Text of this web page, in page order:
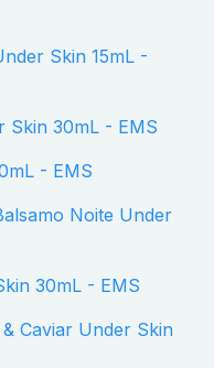
Skin 30mL - EMS
- EMS
30mL - EMS